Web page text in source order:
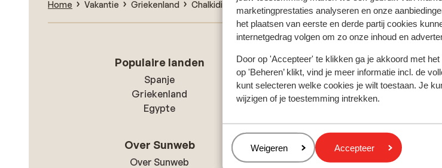
marketingprestaties analyseren en onze
het plaatsen van eerste en derde partij cookies
internetgedrag volgen om zo onze inhoud en
Door op 'Accepteer' te klikken ga je akkoord met
op 'Beheren’ klikt, vind je meer informatie incl. de
kunt selecteren welke cookies je wilt toestaan. Je
wijzigen of je toestemming intrekken.
Beheren
Weigeren Accepteer
Home Vakantie Griekenland Chalkidiki Afitos - Kassandra Hotel Achtis
Populaire landen
Spanje
Griekenland
Egypte
Populaire
Kreta
Gran Canaria
Over Sunweb
Over Sunweb
Cookies en
Privacy